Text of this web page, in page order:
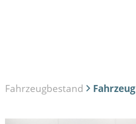
Fahrzeugbestand Fahrzeug